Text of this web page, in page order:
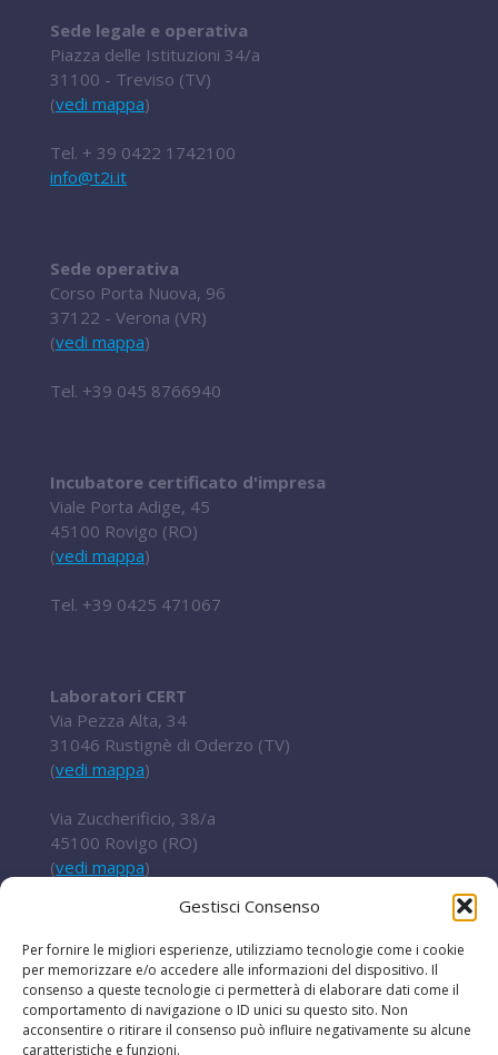
Gestisci Consenso
Per fornire le migliori esperienze, utilizziamo tecnologie come i cookie
per memorizzare e/o accedere alle informazioni del dispositivo. Il
consenso a queste tecnologie ci permetterà di elaborare dati come il
comportamento di navigazione o ID unici su questo sito. Non
acconsentire o ritirare il consenso può influire negativamente su alcune
caratteristiche e funzioni.
Sede legale e operativa
Piazza delle Istituzioni 34/a
31100 - Treviso (TV)
(vedi mappa)
Tel. + 39 0422 1742100
info@t2i.it
Sede operativa
Corso Porta Nuova, 96
37122 - Verona (VR)
(vedi mappa)
Tel. +39 045 8766940
Incubatore certificato d'impresa
Viale Porta Adige, 45
45100 Rovigo (RO)
(vedi mappa)
Tel. +39 0425 471067
Laboratori CERT
Via Pezza Alta, 34
31046 Rustignè di Oderzo (TV)
(vedi mappa)
Via Zuccherificio, 38/a
45100 Rovigo (RO)
(vedi mappa)
+ 39 0422 852016
cert@t2i.it
Codice Fiscale / Partita IVA 04636360267